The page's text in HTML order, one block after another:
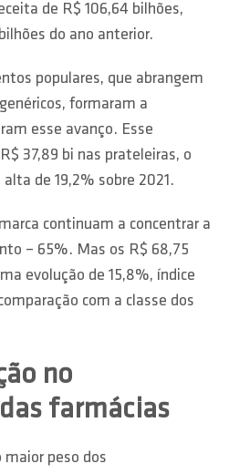
de R$ 106,64 bilhões,
do ano anterior.
populares, que abrangem
formaram a
esse avanço. Esse
37,89 bi nas prateleiras, o
de 19,2% sobre 2021.
continuam a concentrar a
– 65%. Mas os R$ 68,75
evolução de 15,8%, índice
com a classe dos
no
farmácias
maior peso dos